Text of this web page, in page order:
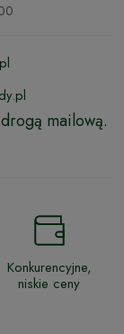
mailową.
Konkurencyjne,
niskie ceny